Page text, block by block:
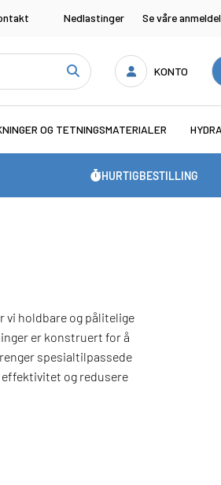
Nedlastinger Se våre
KONTO
OG TETNINGSMATERIALER
HURTIGBESTILLING
vi holdbare og pålitelige
er konstruert for å
spesialtilpassede
og redusere